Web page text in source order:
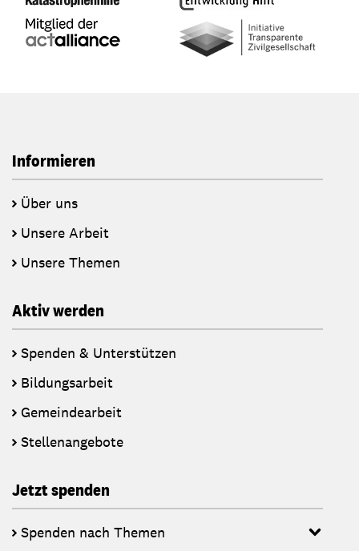
Informieren
Über uns
Unsere Arbeit
Unsere Themen
Aktiv werden
Spenden & Unterstützen
Bildungsarbeit
Gemeindearbeit
Stellenangebote
Jetzt spenden
Spenden nach Themen